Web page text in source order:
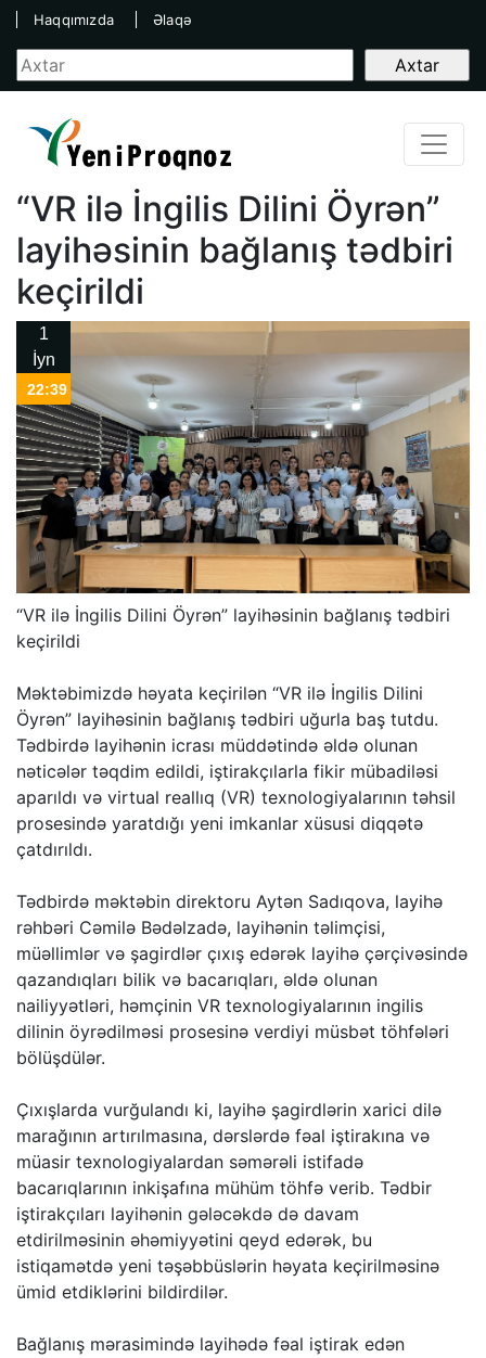
Haqqımızda Əlaqə
“VR ilə İngilis Dilini Öyrən”
layihəsinin bağlanış tədbiri
keçirildi
1
İyn
22:39
“VR ilə İngilis Dilini Öyrən” layihəsinin bağlanış tədbiri
keçirildi
Məktəbimizdə həyata keçirilən “VR ilə İngilis Dilini
Öyrən” layihəsinin bağlanış tədbiri uğurla baş tutdu.
Tədbirdə layihənin icrası müddətində əldə olunan
nəticələr təqdim edildi, iştirakçılarla fikir mübadiləsi
aparıldı və virtual reallıq (VR) texnologiyalarının təhsil
prosesində yaratdığı yeni imkanlar xüsusi diqqətə
çatdırıldı.
Tədbirdə məktəbin direktoru Aytən Sadıqova, layihə
rəhbəri Cəmilə Bədəlzadə, layihənin təlimçisi,
müəllimlər və şagirdlər çıxış edərək layihə çərçivəsində
qazandıqları bilik və bacarıqları, əldə olunan
nailiyyətləri, həmçinin VR texnologiyalarının ingilis
dilinin öyrədilməsi prosesinə verdiyi müsbət töhfələri
bölüşdülər.
Çıxışlarda vurğulandı ki, layihə şagirdlərin xarici dilə
marağının artırılmasına, dərslərdə fəal iştirakına və
müasir texnologiyalardan səmərəli istifadə
bacarıqlarının inkişafına mühüm töhfə verib. Tədbir
iştirakçıları layihənin gələcəkdə də davam
etdirilməsinin əhəmiyyətini qeyd edərək, bu
istiqamətdə yeni təşəbbüslərin həyata keçirilməsinə
ümid etdiklərini bildirdilər.
Bağlanış mərasimində layihədə fəal iştirak edən